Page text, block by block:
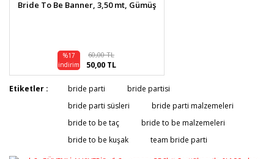
Bride To Be Banner, 3,50 mt, Gümüş
%17
indirim
60,00 TL
50,00 TL
Etiketler : bride parti
bride partisi
bride parti süsleri
bride parti malzemeleri
bride to be taç
bride to be malzemeleri
bride to be kuşak
team bride parti